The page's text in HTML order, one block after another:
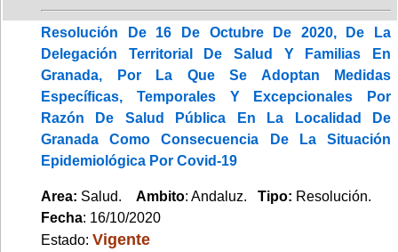
Resolución De 16 De Octubre De 2020, De La
Delegación Territorial De Salud Y Familias En
Granada, Por La Que Se Adoptan Medidas
Específicas, Temporales Y Excepcionales Por
Razón De Salud Pública En La Localidad De
Granada Como Consecuencia De La Situación
Epidemiológica Por Covid-19
Area: Salud. Ambito: Andaluz. Tipo: Resolución.
Fecha: 16/10/2020
Estado: Vigente